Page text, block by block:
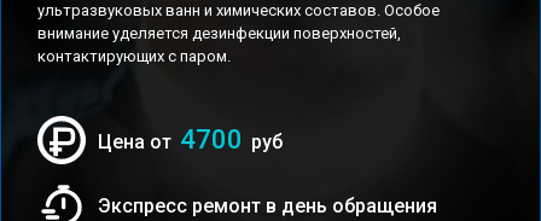
ультразвуковых ванн и химических составов. Особое
внимание уделяется дезинфекции поверхностей,
контактирующих с паром.
Цена от 4700 руб
Экспресс ремонт в день обращения